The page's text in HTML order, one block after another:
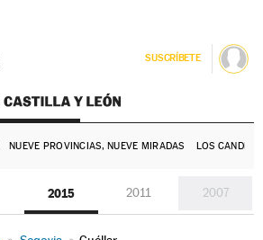
SUSCRÍBETE
NUEVE PROVINCIAS, NUEVE MIRADAS LOS
2015 2011 2007